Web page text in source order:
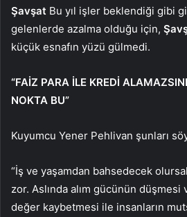
Şavşat Bu yıl işler beklendiği gibi
gelenlerde azalma olduğu için,
küçük esnafın yüzü gülmedi.
“FAİZ PARA İLE KREDİ
NOKTA BU”
Kuyumcu Yener Pehlivan şunları
“İş ve yaşamdan bahsedecek
zor. Aslında alım gücünün düşmesi
değer kaybetmesi ile insanların